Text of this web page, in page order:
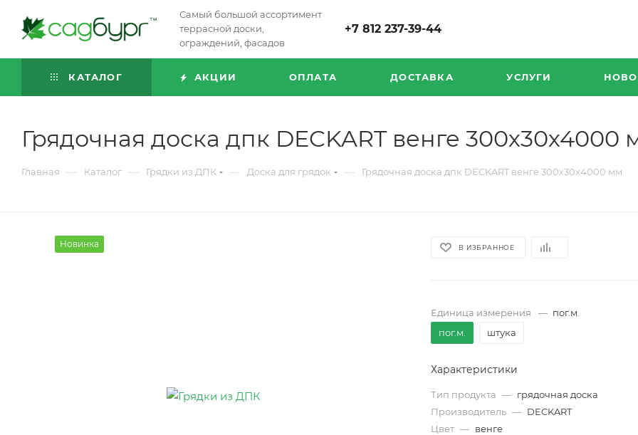
Самый большой ассортимент
террасной доски,
ограждений, фасадов
+7 812 237-39-44
КАТАЛОГ АКЦИИ ОПЛАТА ДОСТАВКА УСЛУГИ
Грядочная доска дпк DECKART венге 300х30х4000
Главная — Каталог — Грядки из ДПК — Доска для грядок — Грядочная доска дпк DECKART венге 300х30х4000 мм
Новинка В ИЗБРАННОЕ
Единица измерения — пог.м.
пог.м.
штука
Характеристики
Тип продукта — грядочная доска
Производитель — DECKART
Цвет — венге